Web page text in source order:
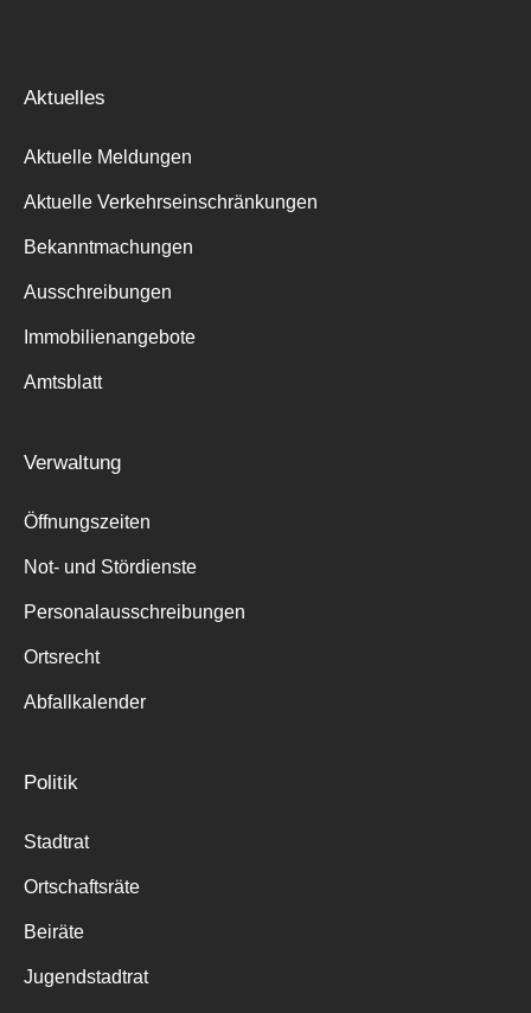
Aktuelles
Aktuelle Meldungen
Aktuelle Verkehrseinschränkungen
Bekanntmachungen
Ausschreibungen
Immobilienangebote
Amtsblatt
Verwaltung
Öffnungszeiten
Not- und Stördienste
Personalausschreibungen
Ortsrecht
Abfallkalender
Politik
Stadtrat
Ortschaftsräte
Beiräte
Jugendstadtrat